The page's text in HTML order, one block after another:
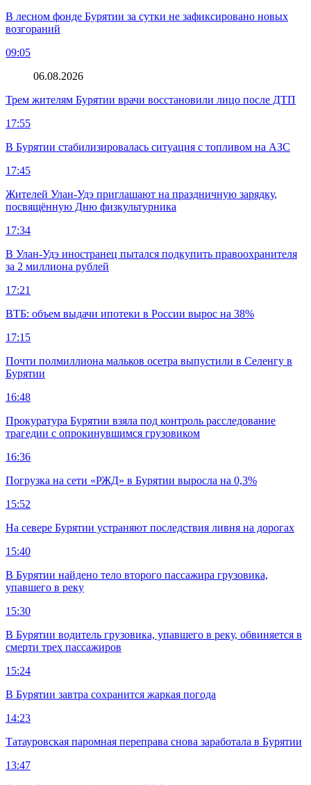
В лесном фонде Бурятии за сутки не зафиксировано новых
возгораний
09:05
06.08.2026
Трем жителям Бурятии врачи восстановили лицо после ДТП
17:55
В Бурятии стабилизировалась ситуация с топливом на АЗС
17:45
Жителей Улан-Удэ приглашают на праздничную зарядку,
посвящённую Дню физкультурника
17:34
В Улан-Удэ иностранец пытался подкупить правоохранителя
за 2 миллиона рублей
17:21
ВТБ: объем выдачи ипотеки в России вырос на 38%
17:15
Почти полмиллиона мальков осетра выпустили в Селенгу в
Бурятии
16:48
Прокуратура Бурятии взяла под контроль расследование
трагедии с опрокинувшимся грузовиком
16:36
Погрузка на сети «РЖД» в Бурятии выросла на 0,3%
15:52
На севере Бурятии устраняют последствия ливня на дорогах
15:40
В Бурятии найдено тело второго пассажира грузовика,
упавшего в реку
15:30
В Бурятии водитель грузовика, упавшего в реку, обвиняется в
смерти трех пассажиров
15:24
В Бурятии завтра сохранится жаркая погода
14:23
Татауровская паромная переправа снова заработала в Бурятии
13:47